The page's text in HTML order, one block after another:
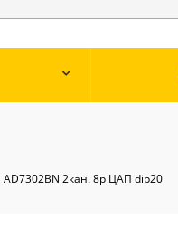
AD7302BN 2кан. 8р ЦАП dip20